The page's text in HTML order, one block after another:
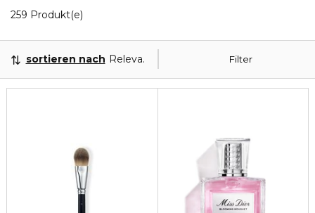
259 Produkt(e)
Filter
sortieren nach Relevanz